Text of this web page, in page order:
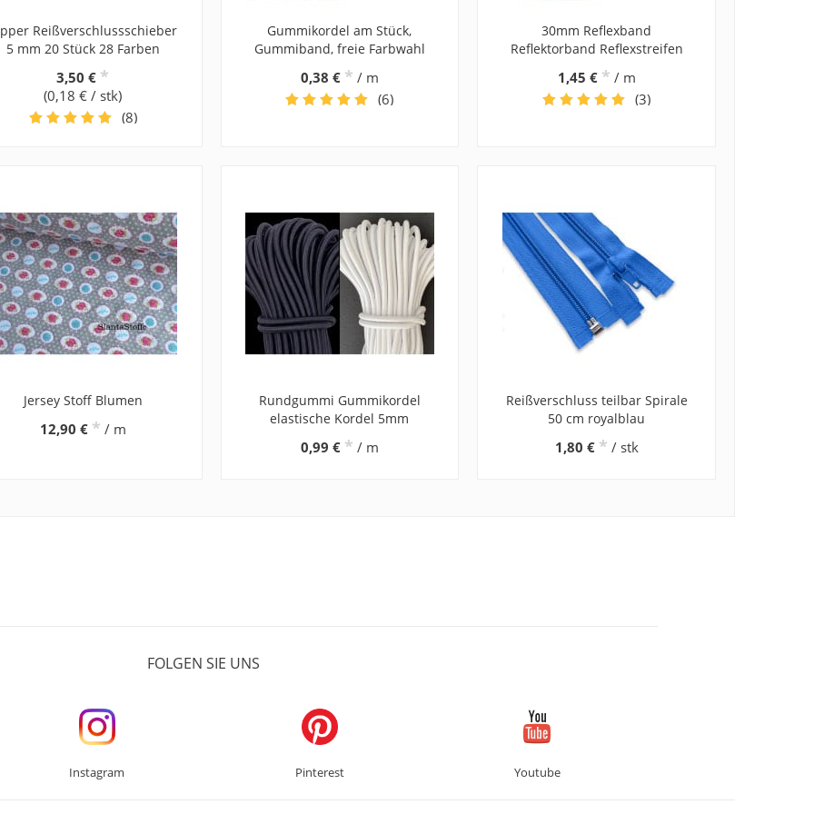
Reißverschlussschieber
5 mm 20 Stück 28 Farben
3,50 € *
(0,18 € / stk)
(8)
Gummikordel am Stück,
Gummiband, freie Farbwahl
0,38 € * / m
(6)
30mm Reflexband
Reflektorband Reflexstreifen
1,45 € * / m
(3)
Jersey Stoff Blumen
12,90 € * / m
Rundgummi Gummikordel
elastische Kordel 5mm
0,99 € * / m
Reißverschluss teilbar Spirale
50 cm royalblau
1,80 € * / stk
FOLGEN SIE UNS
Instagram Pinterest Youtube